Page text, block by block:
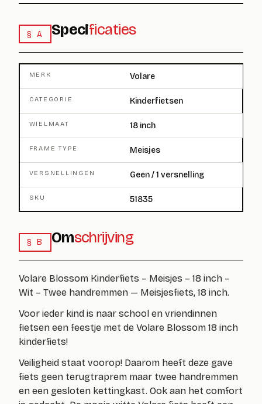
§ A Specificaties
MERK Volare
CATEGORIE Kinderfietsen
WIELMAAT 18 inch
FRAME TYPE Meisjes
VERSNELLINGEN Geen / 1 versnelling
SKU 51835
§ B Omschrijving
Volare Blossom Kinderfiets – Meisjes – 18 inch –
Wit – Twee handremmen — Meisjesfiets, 18 inch.
Voor ieder kind is naar school en vriendinnen
fietsen een feestje met de Volare Blossom 18 inch
kinderfiets!
Veiligheid staat voorop! Daarom heeft deze gave
fiets geen terugtraprem maar twee handremmen
en een gesloten kettingkast. Ook aan het comfort